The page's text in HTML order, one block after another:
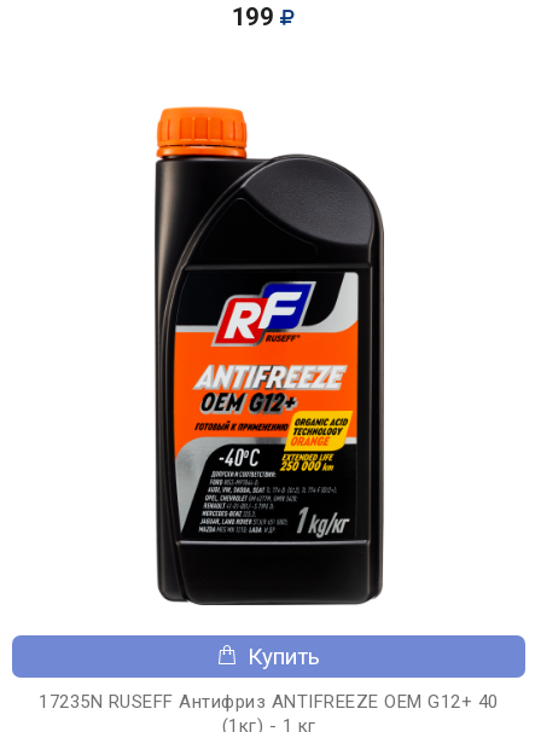
199
Купить
17235N RUSEFF Антифриз ANTIFREEZE OEM G12+ 40
(1кг) - 1 кг